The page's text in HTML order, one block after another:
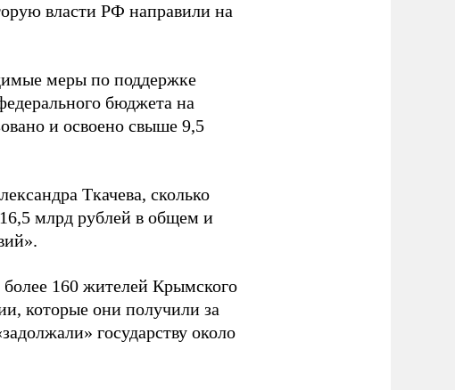
власти РФ направили на
меры по поддержке
бюджета на
и освоено свыше 9,5
Ткачева, сколько
млрд рублей в общем и
160 жителей Крымского
которые они получили за
государству около